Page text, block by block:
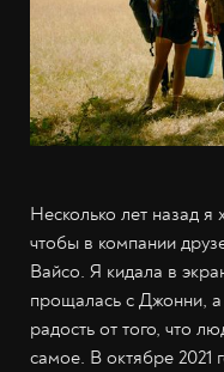
Несколько лет назад я
чтобы в компании
Вайсо. Я кидала в
прощалась с Джонни,
радость от того, что
самое. В октябре 2021